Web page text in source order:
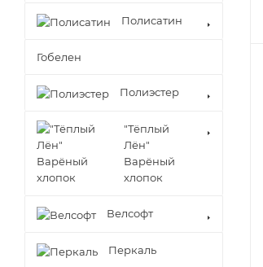
Полисатин
Гобелен
Полиэстер
"Тёплый
Лён"
Варёный
хлопок
Велсофт
Перкаль